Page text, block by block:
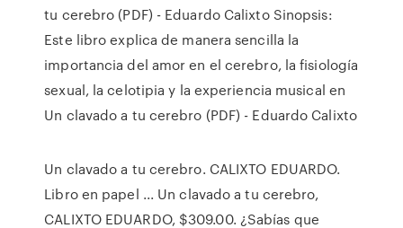
tu cerebro (PDF) - Eduardo Calixto Sinopsis:
Este libro explica de manera sencilla la
importancia del amor en el cerebro, la fisiología
sexual, la celotipia y la experiencia musical en
Un clavado a tu cerebro (PDF) - Eduardo Calixto
Un clavado a tu cerebro. CALIXTO EDUARDO.
Libro en papel ... Un clavado a tu cerebro,
CALIXTO EDUARDO, $309.00. ¿Sabías que